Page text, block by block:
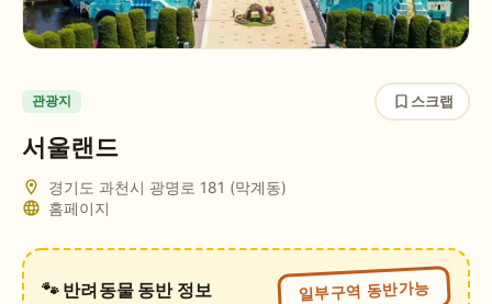
관광지 스크랩
서울랜드
경기도 과천시 광명로 181 (막계동)
홈페이지
🐾 반려동물 동반 정보 일부구역 동반가능